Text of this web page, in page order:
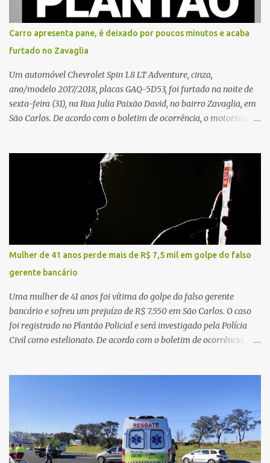
sozinha e que se sentiu ameaçada, coagida e humilhada com a
situação. Fonte: São Carlos Agora
Carro apresenta pane, é deixado por poucos minutos e acaba
furtado no Zavaglia
Um automóvel Chevrolet Spin 1.8 LT Adventure, cinza,
ano/modelo 2017/2018, placas GAQ-5D53, foi furtado na noite de
sexta-feira (31), na Rua Julia Paixão David, no bairro Zavaglia, em
São Carlos. De acordo com o boletim de ocorrência, o motorista
partida. Ainda segundo o registro policial, o condutor estacionou o
carro, certificou-se de que todas as portas estavam trancadas,
permaneceu com a chave de ignição e se ausentou do local por
cerca de dez minutos para buscar ajuda. Ao retornar, constatou
que o automóvel havia desaparecido. A vítima realizou buscas
pelas imediações, mas não conseguiu localizar o veículo.
Conforme o boletim, um menino de aproximadamente 10 anos
relatou ter visto a Spin passando pelo local fazendo um forte ruído,
característica compatível com o problema mecânico que o veículo
já apresentava antes do furto. O carro possui seguro e, segundo a
v...
Mulher de 41 anos perde mais de R$ 7,5 mil em golpe do falso
gerente bancário
Uma mulher de 41 anos foi vítima do golpe do falso gerente
bancário e sofreu um prejuízo de R$ 7.550 em São Carlos. O caso
foi registrado no Plantão Policial e será investigado pela Polícia
Civil como estelionato. De acordo com o boletim de ocorrência, a
ser realizados. Dias depois, o golpista enviou um documento em
PDF simulando uma comunicação oficial da instituição financeira.
Na sequência, entrou em contato por telefone e encaminhou um
link, orientando a vítima a acessá-lo pelo computador para